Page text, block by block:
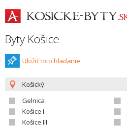
Byty Košice
Uložiť toto hladanie
Košický
Gelnica
Košice I
Košice III